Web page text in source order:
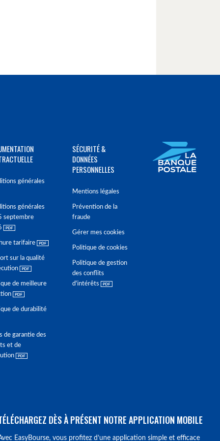
générales
générales
septembre
tarifaire
sur la qualité
de meilleure
de durabilité
de garantie des
et de
SÉCURITÉ &
DONNÉES
PERSONNELLES
Mentions légales
Prévention de la
fraude
Gérer mes cookies
Politique de cookies
Politique de gestion
des conflits
d'intérêts
DÈS À PRÉSENT NOTRE APPLICATION MOBILE
EasyBourse, vous profitez d’une application simple et efficace